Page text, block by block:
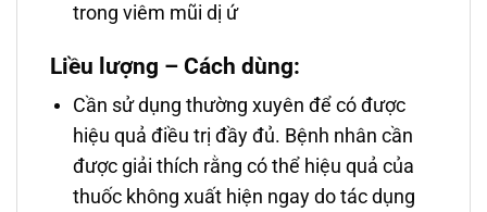
trong viêm mũi dị ứ
Liều lượng – Cách dùng:
Cần sử dụng thường xuyên để có được
hiệu quả điều trị đầy đủ. Bệnh nhân cần
được giải thích rằng có thể hiệu quả của
thuốc không xuất hiện ngay do tác dụng